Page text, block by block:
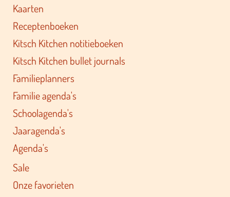
Kaarten
Receptenboeken
Kitsch Kitchen notitieboeken
Kitsch Kitchen bullet journals
Familieplanners
Familie agenda's
Schoolagenda's
Jaaragenda's
Agenda's
Sale
Onze favorieten